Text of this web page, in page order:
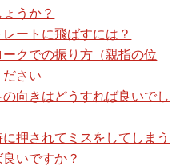
うか？
ートに飛ばすには？
クでの振り方（親指の位
さい
向きはどうすれば良いでし
押されてミスをしてしまう
いですか？